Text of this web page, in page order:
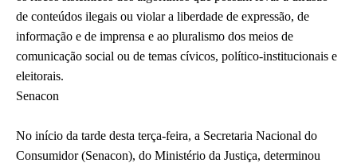
de conteúdos ilegais ou violar a liberdade de expressão, de
informação e de imprensa e ao pluralismo dos meios de
comunicação social ou de temas cívicos, político-institucionais e
eleitorais.
Senacon
No início da tarde desta terça-feira, a Secretaria Nacional do
Consumidor (Senacon), do Ministério da Justiça, determinou